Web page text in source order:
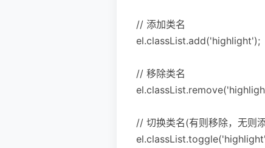
// 添加类名
el.classList.add('highlight');
// 移除类名
// 切换类名(有则移除，无则